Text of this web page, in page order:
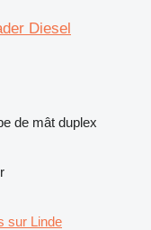
Diesel
de mât duplex
sur Linde